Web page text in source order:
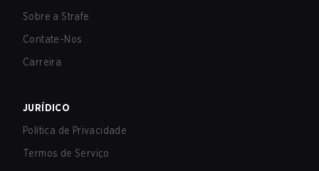
Sobre a Strafe
Contate-Nos
Carreira
JURÍDICO
Política de Privacidade
Termos de Serviço